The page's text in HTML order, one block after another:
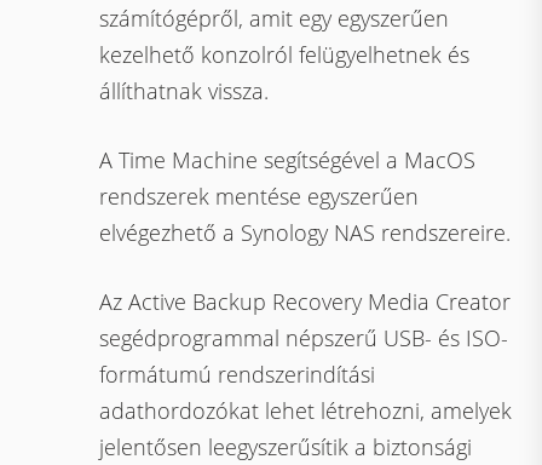
számítógépről, amit egy egyszerűen
kezelhető konzolról felügyelhetnek és
állíthatnak vissza.
A Time Machine segítségével a MacOS
rendszerek mentése egyszerűen
elvégezhető a Synology NAS rendszereire.
Az Active Backup Recovery Media Creator
segédprogrammal népszerű USB- és ISO-
formátumú rendszerindítási
adathordozókat lehet létrehozni, amelyek
jelentősen leegyszerűsítik a biztonsági